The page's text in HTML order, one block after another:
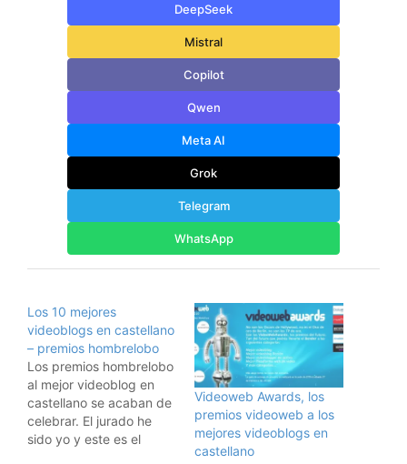
DeepSeek
Mistral
Copilot
Qwen
Meta AI
Grok
Telegram
WhatsApp
Los 10 mejores
videoblogs en castellano
– premios hombrelobo
Los premios hombrelobo
al mejor videoblog en
castellano se acaban de
celebrar. El jurado he
sido yo y este es el
Videoweb Awards, los
premios videoweb a los
mejores videoblogs en
castellano